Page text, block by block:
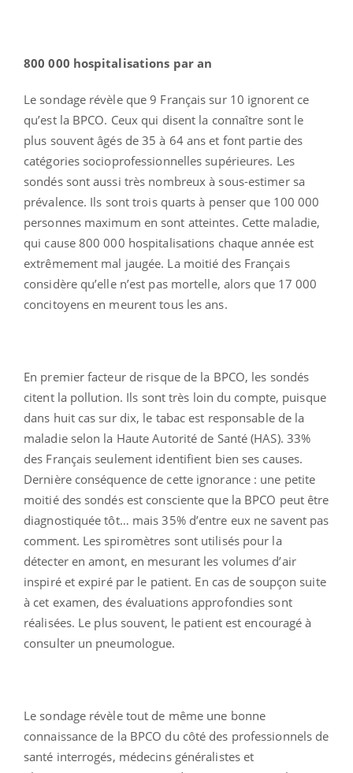
800 000 hospitalisations par an
Le sondage révèle que 9 Français sur 10 ignorent ce
qu’est la BPCO. Ceux qui disent la connaître sont le
plus souvent âgés de 35 à 64 ans et font partie des
catégories socioprofessionnelles supérieures. Les
sondés sont aussi très nombreux à sous-estimer sa
prévalence. Ils sont trois quarts à penser que 100 000
personnes maximum en sont atteintes. Cette maladie,
qui cause 800 000 hospitalisations chaque année est
extrêmement mal jaugée. La moitié des Français
considère qu’elle n’est pas mortelle, alors que 17 000
concitoyens en meurent tous les ans.
En premier facteur de risque de la BPCO, les sondés
citent la pollution. Ils sont très loin du compte, puisque
dans huit cas sur dix, le tabac est responsable de la
maladie selon la Haute Autorité de Santé (HAS). 33%
des Français seulement identifient bien ses causes.
Dernière conséquence de cette ignorance : une petite
moitié des sondés est consciente que la BPCO peut être
diagnostiquée tôt… mais 35% d’entre eux ne savent pas
comment. Les spiromètres sont utilisés pour la
détecter en amont, en mesurant les volumes d’air
inspiré et expiré par le patient. En cas de soupçon suite
à cet examen, des évaluations approfondies sont
réalisées. Le plus souvent, le patient est encouragé à
consulter un pneumologue.
Le sondage révèle tout de même une bonne
connaissance de la BPCO du côté des professionnels de
santé interrogés, médecins généralistes et